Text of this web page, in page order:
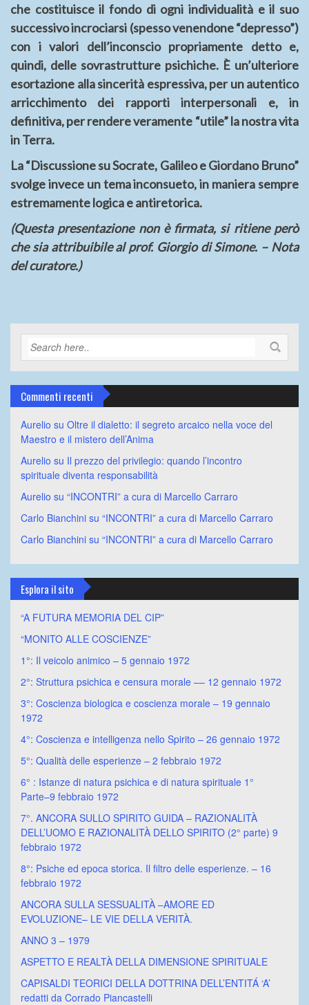
che costituisce il fondo di ogni individualità e il suo
successivo incrociarsi (spesso venendone “depresso”)
con i valori dell’inconscio propriamente detto e,
quindi, delle sovrastrutture psichiche. È un’ulteriore
esortazione alla sincerità espressiva, per un autentico
arricchimento dei rapporti interpersonali e, in
definitiva, per rendere veramente “utile” la nostra vita
in Terra.
La “Discussione su Socrate, Galileo e Giordano Bruno”
svolge invece un tema inconsueto, in maniera sempre
estremamente logica e antiretorica.
(Questa presentazione non è firmata, si ritiene però
che sia attribuibile al prof. Giorgio di Simone. – Nota
del curatore.)
Commenti recenti
Aurelio su Oltre il dialetto: il segreto arcaico nella voce del
Maestro e il mistero dell’Anima
Aurelio su Il prezzo del privilegio: quando l’incontro
spirituale diventa responsabilità
Aurelio su “INCONTRI” a cura di Marcello Carraro
Carlo Bianchini su “INCONTRI” a cura di Marcello Carraro
Carlo Bianchini su “INCONTRI” a cura di Marcello Carraro
Esplora il sito
“A FUTURA MEMORIA DEL CIP”
“MONITO ALLE COSCIENZE”
1°: Il veicolo animico – 5 gennaio 1972
2°: Struttura psichica e censura morale –– 12 gennaio 1972
3°: Coscienza biologica e coscienza morale – 19 gennaio
1972
4°: Coscienza e intelligenza nello Spirito – 26 gennaio 1972
5°: Qualità delle esperienze – 2 febbraio 1972
6° : Istanze di natura psichica e di natura spirituale 1°
Parte–9 febbraio 1972
7°. ANCORA SULLO SPIRITO GUIDA – RAZIONALITÀ
DELL’UOMO E RAZIONALITÀ DELLO SPIRITO (2° parte) 9
febbraio 1972
8°: Psiche ed epoca storica. Il filtro delle esperienze. – 16
febbraio 1972
ANCORA SULLA SESSUALITÀ –AMORE ED
EVOLUZIONE– LE VIE DELLA VERITÀ.
ANNO 3 – 1979
ASPETTO E REALTÀ DELLA DIMENSIONE SPIRITUALE
CAPISALDI TEORICI DELLA DOTTRINA DELL’ENTITÁ ‘A’
redatti da Corrado Piancastelli